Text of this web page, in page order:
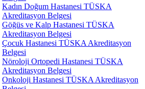
Kadın Doğum Hastanesi TÜSKA
Akreditasyon Belgesi
Göğüs ve Kalp Hastanesi TÜSKA
Akreditasyon Belgesi
Çocuk Hastanesi TÜSKA Akreditasyon
Belgesi
Nöroloji Ortopedi Hastanesi TÜSKA
Akreditasyon Belgesi
Onkoloji Hastanesi TÜSKA Akreditasyon